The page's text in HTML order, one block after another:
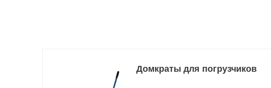
Домкраты для погрузчиков